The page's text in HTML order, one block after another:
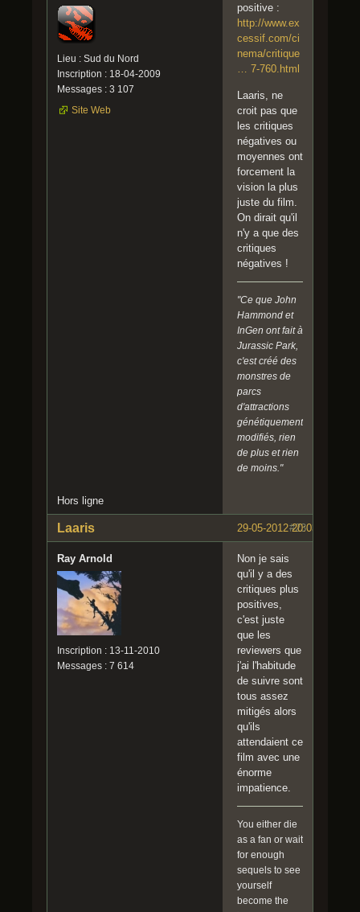
Lieu : Sud du Nord
Inscription : 18-04-2009
Messages : 3 107
Site Web
positive :
http://www.ex
cessif.com/ci
nema/critique
… 7-760.html
Laaris, ne
croit pas que
les critiques
négatives ou
moyennes ont
forcement la
vision la plus
juste du film.
On dirait qu'il
n'y a que des
critiques
négatives !
"Ce que John
Hammond et
InGen ont fait à
Jurassic Park,
c'est créé des
monstres de
parcs
d'attractions
génétiquement
modifiés, rien
de plus et rien
de moins."
Hors ligne
#23
29-05-2012 20:03:20
Laaris
Ray Arnold
Inscription : 13-11-2010
Messages : 7 614
Non je sais
qu'il y a des
critiques plus
positives,
c'est juste
que les
reviewers que
j'ai l'habitude
de suivre sont
tous assez
mitigés alors
qu'ils
attendaient ce
film avec une
énorme
impatience.
You either die
as a fan or wait
for enough
sequels to see
yourself
become the